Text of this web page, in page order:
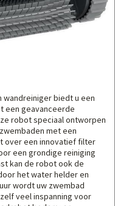
wandreiniger biedt u een
een geavanceerde
robot speciaal ontworpen
met een
over een innovatief filter
een grondige reiniging
kan de robot ook de
het water helder en
wordt uw zwembad
veel inspanning voor